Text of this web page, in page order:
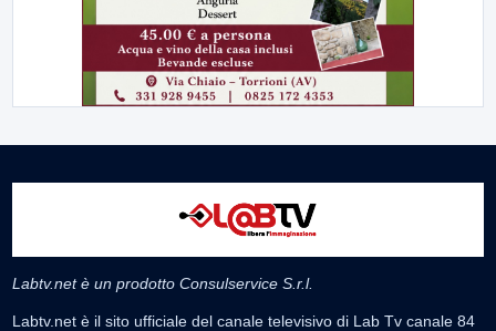
Labtv.net è un prodotto Consulservice S.r.l.
Labtv.net è il sito ufficiale del canale televisivo di Lab Tv canale 84